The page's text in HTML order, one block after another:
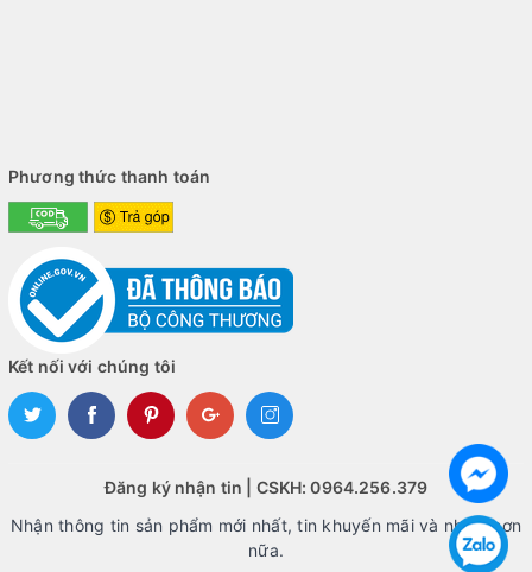
Phương thức thanh toán
Kết nối với chúng tôi
Đăng ký nhận tin | CSKH: 0964.256.379
Nhận thông tin sản phẩm mới nhất, tin khuyến mãi và nhiều hơn
nữa.